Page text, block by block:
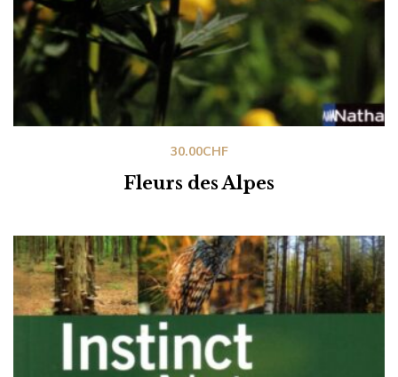
Fleurs des Alpes
30.00CHF